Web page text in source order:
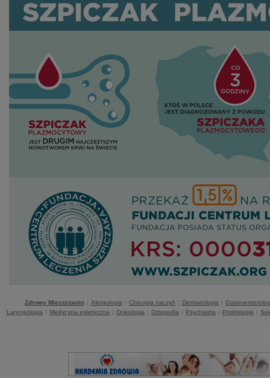
Zdrowy Mieszczanin | Alergologia | Chirurgia naczyń | Dermatologia |
Laryngologia | Medycyna estetyczna | Onkologia | Ortopedia | Psychiatria | Proktologia |